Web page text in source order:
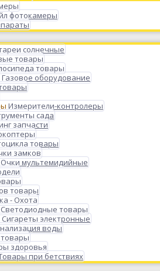
фотокамеры
солнечные
товары
товары
Газовое оборудование
Измерители-контролеры
сада
запчасти
товары
замков
Очки мультемидийные
товары
- Охота
Светодиодные товары
Сигареты электронные
воды
здоровья
при бетствиях